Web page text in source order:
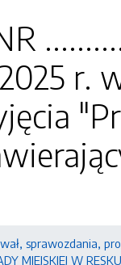
r.
sprawozdania,
MIEJSKIEJ W